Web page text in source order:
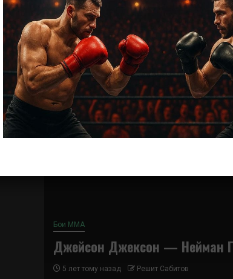
Новости ММА
Bellator 260 прямая
5 лет тому назад Решит Сабитов
Где и когда смотреть трансляцию
vs. Амосов 12 июня в 04:00 мск на
«Mohegan Sun»...
Бои ММА
Джейсон Джексон — Нейман
5 лет тому назад Решит Сабитов